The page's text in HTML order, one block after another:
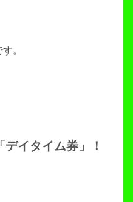
。
「デイタイム券」！